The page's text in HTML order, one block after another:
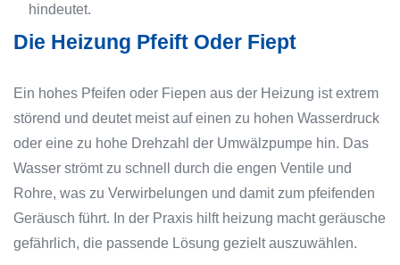
hindeutet.
Die Heizung Pfeift Oder Fiept
Ein hohes Pfeifen oder Fiepen aus der Heizung ist extrem
störend und deutet meist auf einen zu hohen Wasserdruck
oder eine zu hohe Drehzahl der Umwälzpumpe hin. Das
Wasser strömt zu schnell durch die engen Ventile und
Rohre, was zu Verwirbelungen und damit zum pfeifenden
Geräusch führt. In der Praxis hilft heizung macht geräusche
gefährlich, die passende Lösung gezielt auszuwählen.